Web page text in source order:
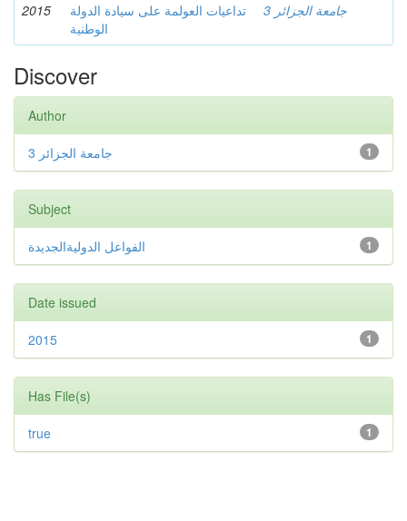
2015
تداعيات العولمة على سيادة الدولة
الوطنية
جامعة الجزائر 3
Discover
Author
1 جامعة الجزائر 3
Subject
1 الفواعل الدوليةالجديدة
Date issued
1
2015
Has File(s)
1
true